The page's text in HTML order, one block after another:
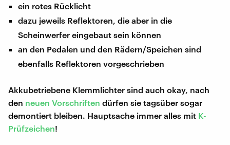
ein rotes Rücklicht
dazu jeweils Reflektoren, die aber in die
Scheinwerfer eingebaut sein können
an den Pedalen und den Rädern/Speichen sind
ebenfalls Reflektoren vorgeschrieben
Akkubetriebene Klemmlichter sind auch okay, nach
den neuen Vorschriften dürfen sie tagsüber sogar
demontiert bleiben. Hauptsache immer alles mit K-
Prüfzeichen!